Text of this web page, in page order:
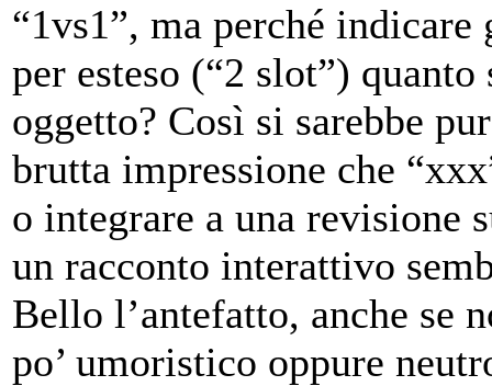
“1vs1”, ma perché
per esteso (“2 slot”)
oggetto? Così si sarebbe
brutta impressione che
o integrare a una revisione
un racconto interattivo
Bello l’antefatto, anche se
po’ umoristico oppure